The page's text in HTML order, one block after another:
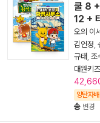
쿨 8 +
12 +
오의 이
김언정
규태 조
대원키즈
양탄자
송 변경